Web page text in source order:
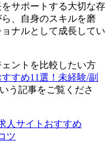
サポートする大切な存
、自身のスキルを磨
ナルとして成長してい
ントを比較したい方
すめ11選！未経験/副
う記事をご覧くださ
人サイトおすすめ
ツ